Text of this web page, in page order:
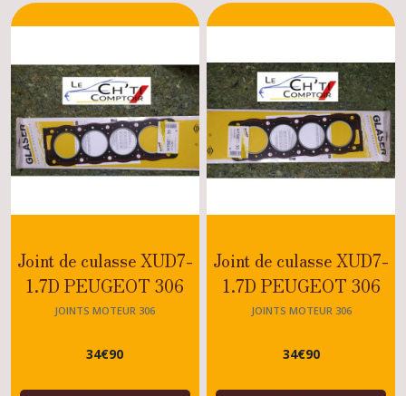
Joint de culasse XUD7-
1.7D PEUGEOT 306
DIESEL 1.48MM
JOINTS MOTEUR 306
34€90
Joint de culasse XUD7-
1.7D PEUGEOT 306
DIESEL 1.57MM
JOINTS MOTEUR 306
34€90